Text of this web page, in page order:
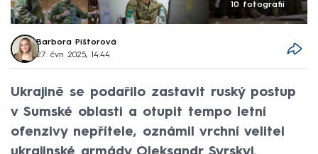
10 fotografií
Barbora Pištorová
27. čvn 2025, 14:44
Ukrajině se podařilo zastavit ruský postup
v Sumské oblasti a otupit tempo letní
ofenzivy nepřítele, oznámil vrchní velitel